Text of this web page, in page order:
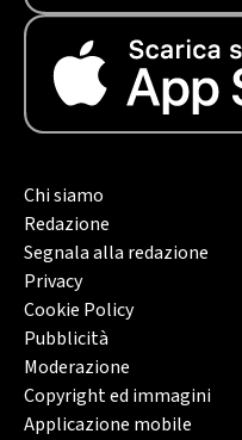
Chi siamo
Redazione
Segnala alla redazione
Privacy
Cookie Policy
Pubblicità
Moderazione
Copyright ed immagini
Applicazione mobile